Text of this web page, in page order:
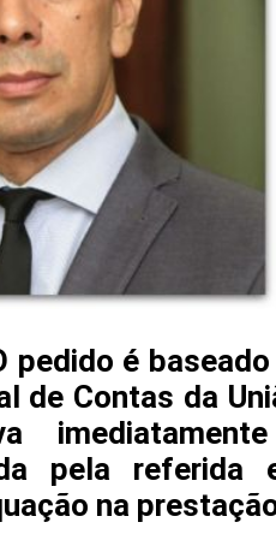
pedido é
de Contas da
pela referida
na